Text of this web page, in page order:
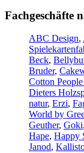
Fachgeschäfte
ABC Design,
Beck,
Bruder,
Cotton
Dieters
natur, Erzi,
World by
Geuther, Goki,
Hape, Happy
Janod,